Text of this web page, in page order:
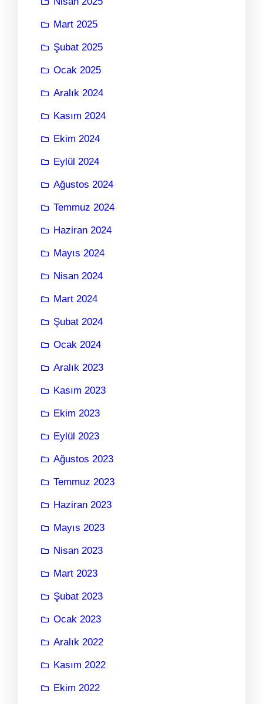
Mart 2025
Şubat 2025
Ocak 2025
Aralık 2024
Kasım 2024
Ekim 2024
Eylül 2024
Ağustos 2024
Temmuz 2024
Haziran 2024
Mayıs 2024
Nisan 2024
Mart 2024
Şubat 2024
Ocak 2024
Aralık 2023
Kasım 2023
Ekim 2023
Eylül 2023
Ağustos 2023
Temmuz 2023
Haziran 2023
Mayıs 2023
Nisan 2023
Mart 2023
Şubat 2023
Ocak 2023
Aralık 2022
Kasım 2022
Ekim 2022